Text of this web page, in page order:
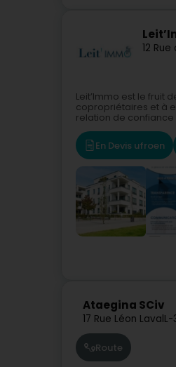
12
Leit’Immo est le fruit
copropriétaires et à
relation de confiance
En Devis ufroen
Ataegina SCiv
17 Rue Léon LavalL-
Route